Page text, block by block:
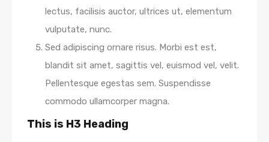
lectus, facilisis auctor, ultrices ut, elementum
vulputate, nunc.
Sed adipiscing ornare risus. Morbi est est,
blandit sit amet, sagittis vel, euismod vel, velit.
Pellentesque egestas sem. Suspendisse
commodo ullamcorper magna.
This is H3 Heading